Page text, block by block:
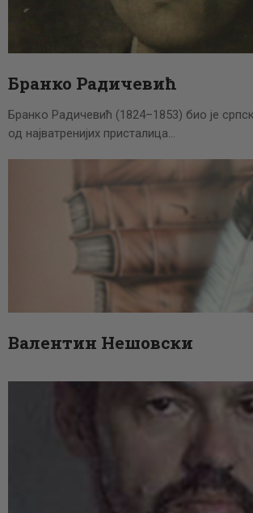
Бранко Радичевић
Бранко Радичевић (1824–1853) био је
од најватренијих присталица…
Валентин Нешовски